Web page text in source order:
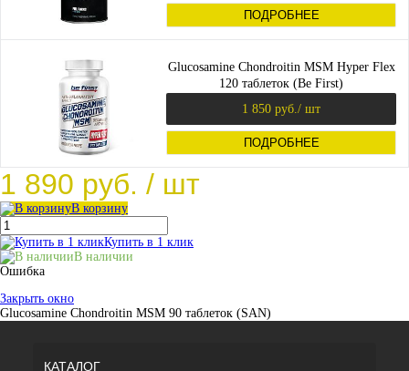
ПОДРОБНЕЕ
Glucosamine Chondroitin MSM Hyper Flex
120 таблеток (Be First)
1 850 руб. / шт
ПОДРОБНЕЕ
1 890 руб. / шт
В корзину
Купить в 1 клик
В наличии
Ошибка
Закрыть окно
Glucosamine Chondroitin MSM 90 таблеток (SAN)
КАТАЛОГ